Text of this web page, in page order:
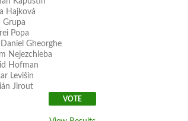
Hajková
Grupa
Popa
Daniel Gheorghe
Nejezchleba
Hofman
Levišin
Jirout